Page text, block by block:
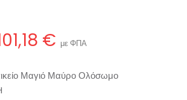
€ με ΦΠΑ
Μαγιό Μαύρο Ολόσωμο